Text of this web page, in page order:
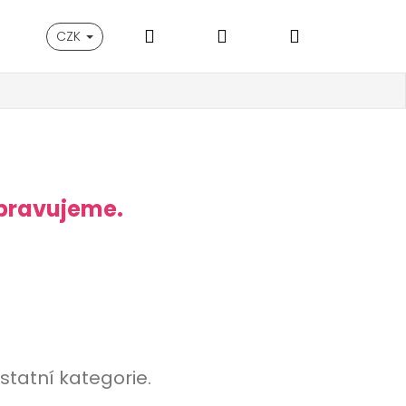
CZK Hledat PřihlášeníNákupní
košík
kategorie.